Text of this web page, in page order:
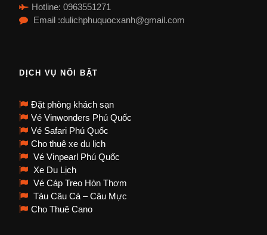
Hotline: 0963551271
Email :dulichphuquocxanh@gmail.com
DỊCH VỤ NỔI BẬT
Đặt phòng khách sạn
Vé Vinwonders Phú Quốc
Vé Safari Phú Quốc
Cho thuê xe du lịch
Vé Vinpearl Phú Quốc
Xe Du Lịch
Vé Cáp Treo Hòn Thơm
Tàu Câu Cá – Câu Mực
Cho Thuê Cano